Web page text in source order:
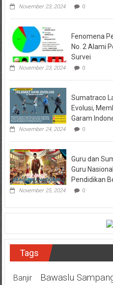
November 23, 2024 0
Fenomena
No. 2 Alami
Survei
November 23, 2024 0
Sumatraco
Evolusi,
Garam
November 24, 2024 0
Guru dan
Guru
Pendidikan
November 25, 2024 0
Tags
Banjir Bawaslu